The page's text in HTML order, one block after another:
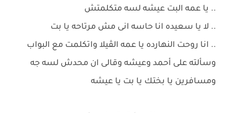
.. يا عمه البت عيشه لسه متكلمتش
.. لا يا سعيده انا حاسه انى مش مرتاحه يا بت
.. انا روحت النهارده يا عمه الڤيلا واتكلمت مع البواب
وسألته على أحمد وعيشه وقالى ان محدش لسه جه
ومسافرين يا بختك يا بت يا عيشه